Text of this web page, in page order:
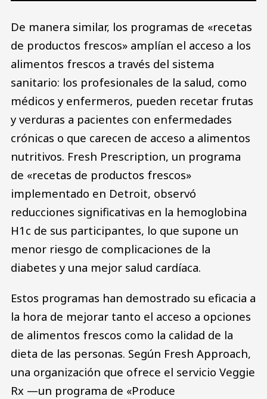
De manera similar, los programas de «recetas
de productos frescos» amplían el acceso a los
alimentos frescos a través del sistema
sanitario: los profesionales de la salud, como
médicos y enfermeros, pueden recetar frutas
y verduras a pacientes con enfermedades
crónicas o que carecen de acceso a alimentos
nutritivos. Fresh Prescription, un programa
de «recetas de productos frescos»
implementado en Detroit, observó
reducciones significativas en la hemoglobina
H1c de sus participantes, lo que supone un
menor riesgo de complicaciones de la
diabetes y una mejor salud cardíaca.
Estos programas han demostrado su eficacia a
la hora de mejorar tanto el acceso a opciones
de alimentos frescos como la calidad de la
dieta de las personas. Según Fresh Approach,
una organización que ofrece el servicio Veggie
Rx —un programa de «Produce